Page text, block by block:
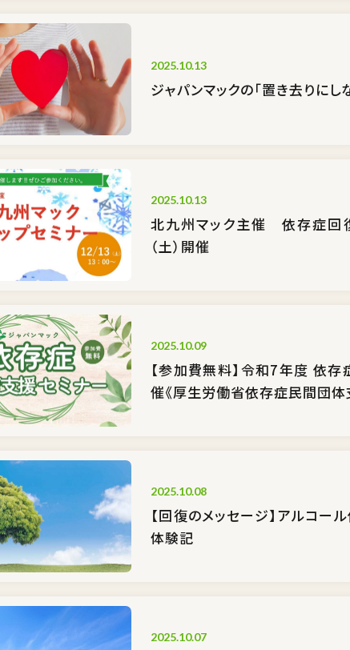
2025.10.13
ジャパンマックの「置き去りに
2025.10.13
北九州マック主催 依存症回
（土）開催
2025.10.09
【参加費無料】令和7年度 依
催《厚生労働省依存症民間団体
2025.10.08
【回復のメッセージ】アルコ
体験記
2025.10.07